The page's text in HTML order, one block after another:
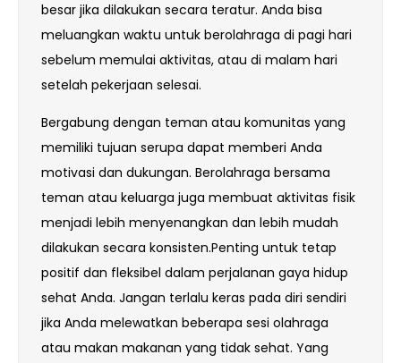
besar jika dilakukan secara teratur. Anda bisa
meluangkan waktu untuk berolahraga di pagi hari
sebelum memulai aktivitas, atau di malam hari
setelah pekerjaan selesai.
Bergabung dengan teman atau komunitas yang
memiliki tujuan serupa dapat memberi Anda
motivasi dan dukungan. Berolahraga bersama
teman atau keluarga juga membuat aktivitas fisik
menjadi lebih menyenangkan dan lebih mudah
dilakukan secara konsisten.Penting untuk tetap
positif dan fleksibel dalam perjalanan gaya hidup
sehat Anda. Jangan terlalu keras pada diri sendiri
jika Anda melewatkan beberapa sesi olahraga
atau makan makanan yang tidak sehat. Yang